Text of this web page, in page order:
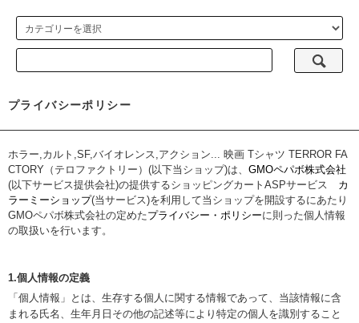
プライバシーポリシー
ホラー,カルト,SF,バイオレンス,アクション... 映画 Tシャツ TERROR FA
CTORY（テロファクトリー）(以下当ショップ)は、 GMOペパボ株式会社
(以下サービス提供会社)の提供するショッピングカートASPサービス カ
ラーミーショップ(当サービス)を利用して当ショップを開設するにあたり
GMOペパボ株式会社の定めたプライバシー・ポリシーに則った個人情報
の取扱いを行います。
1.個人情報の定義
「個人情報」とは、生存する個人に関する情報であって、当該情報に含
まれる氏名、生年月日その他の記述等により特定の個人を識別すること